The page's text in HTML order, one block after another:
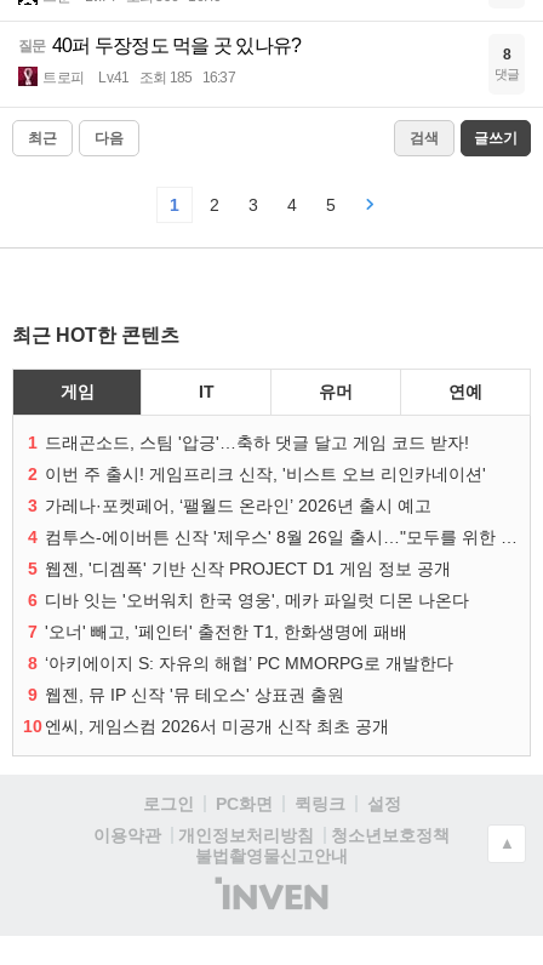
질문 40퍼 두장정도 먹을 곳 있나유?
트로피 Lv.41 조회 185 16:37
8
댓글
최근 다음 검색 글쓰기
1 2 3 4 5
최근 HOT한 콘텐츠
게임 IT 유머 연예
1 드래곤소드, 스팀 '압긍'…축하 댓글 달고 게임 코드 받자!
2 이번 주 출시! 게임프리크 신작, '비스트 오브 리인카네이션'
3 가레나·포켓페어, ‘팰월드 온라인’ 2026년 출시 예고
4
5 웹젠, '디겜폭' 기반 신작 PROJECT D1 게임 정보 공개
6 디바 잇는 '오버워치 한국 영웅', 메카 파일럿 디몬 나온다
7 '오너' 빼고, '페인터' 출전한 T1, 한화생명에 패배
8 ‘아키에이지 S: 자유의 해협’ PC MMORPG로 개발한다
9 웹젠, 뮤 IP 신작 '뮤 테오스' 상표권 출원
10엔씨, 게임스컴 2026서 미공개 신작 최초 공개
로그인 PC화면 퀵링크
설정
이용약관
개인정보처리방침
청소년보호정책
불법촬영물신고안내
(주)
인
▲